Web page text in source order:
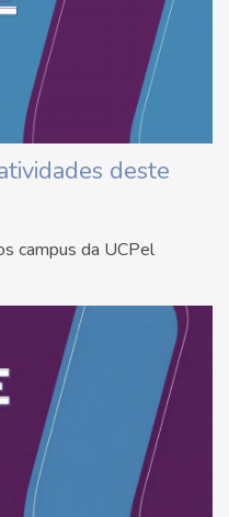
deste
campus da UCPel